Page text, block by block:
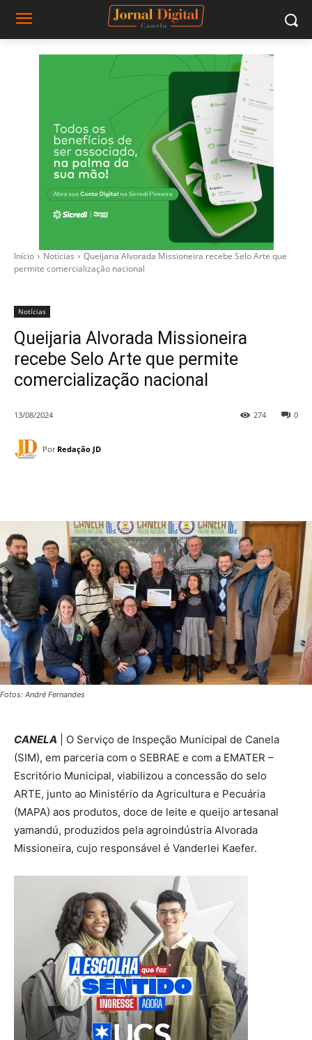
Início Notícias
Queijaria Alvorada Missioneira recebe Selo Arte que
permite comercialização nacional
Notícias
Queijaria Alvorada Missioneira
recebe Selo Arte que permite
comercialização nacional
13/08/2024 0
274
Por Redação JD
Fotos: André Fernandes
CANELA | O Serviço de Inspeção Municipal de Canela
(SIM), em parceria com o SEBRAE e com a EMATER –
Escritório Municipal, viabilizou a concessão do selo
ARTE, junto ao Ministério da Agricultura e Pecuária
(MAPA) aos produtos, doce de leite e queijo artesanal
yamandú, produzidos pela agroindústria Alvorada
Missioneira, cujo responsável é Vanderlei Kaefer.